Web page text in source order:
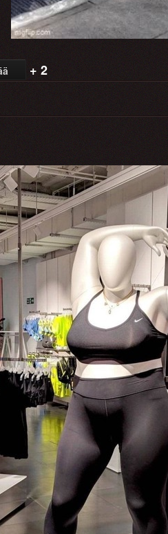
+ 2